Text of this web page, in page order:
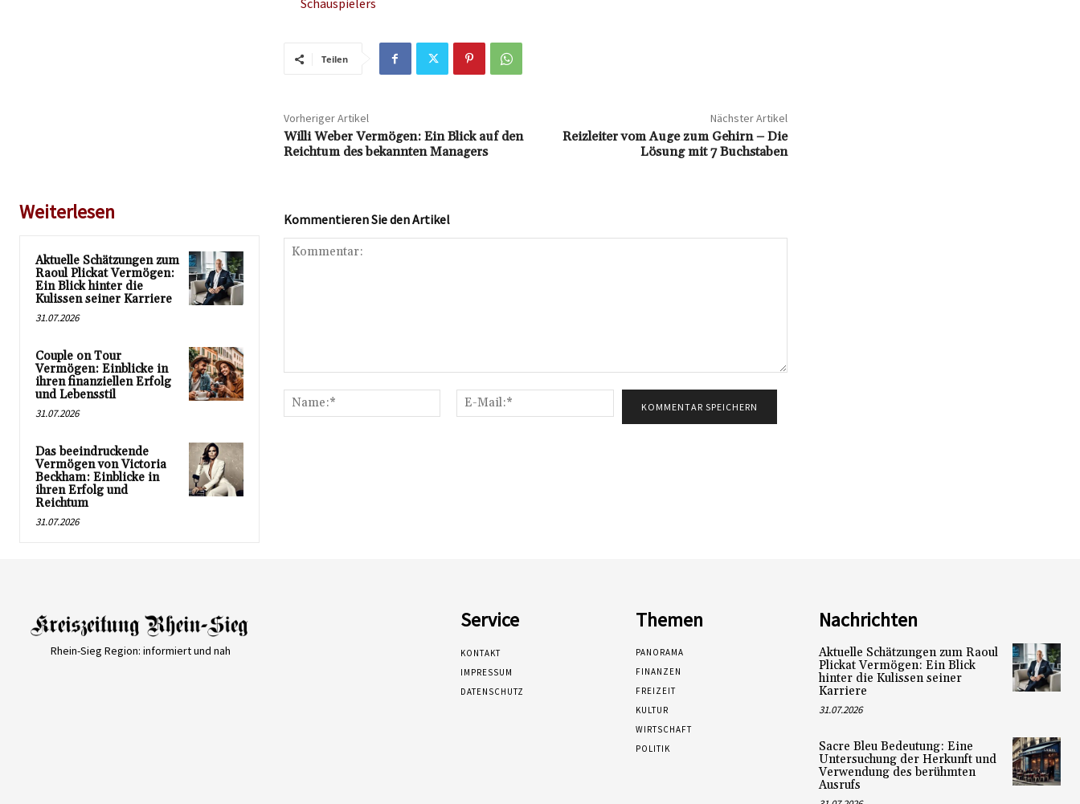
Teilen
Vorheriger Artikel
Willi Weber Vermögen: Ein Blick auf den
Reichtum des bekannten Managers
Nächster Artikel
Reizleiter vom Auge zum Gehirn – Die
Lösung mit 7 Buchstaben
Weiterlesen
Aktuelle Schätzungen zum
Raoul Plickat Vermögen:
Ein Blick hinter die
Kulissen seiner Karriere
31.07.2026
Couple on Tour
Vermögen: Einblicke in
ihren finanziellen Erfolg
und Lebensstil
31.07.2026
Das beeindruckende
Vermögen von Victoria
Beckham: Einblicke in
ihren Erfolg und
Reichtum
31.07.2026
Kommentieren Sie den Artikel
Name:*
Mail:*
Rhein-Sieg Region: informiert und nah
Service
KONTAKT
IMPRESSUM
DATENSCHUTZ
Themen
PANORAMA
FINANZEN
FREIZEIT
KULTUR
WIRTSCHAFT
POLITIK
Nachrichten
Aktuelle Schätzungen zum Raoul
Plickat Vermögen: Ein Blick
hinter die Kulissen seiner
Karriere
31.07.2026
Sacre Bleu Bedeutung: Eine
Untersuchung der Herkunft und
Verwendung des berühmten
Ausrufs